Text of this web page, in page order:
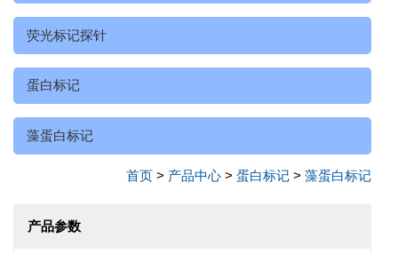
荧光标记探针
蛋白标记
藻蛋白标记
首页 > 产品中心 >蛋白标记 >藻蛋白标记
产品参数